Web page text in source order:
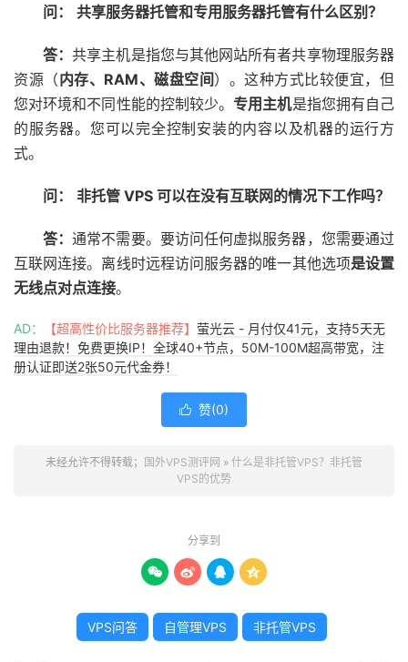
问： 共享服务器托管和专用服务器托管有什么区别？
答：共享主机是指您与其他网站所有者共享物理服务器
资源（内存、RAM、磁盘空间）。这种方式比较便宜，但
您对环境和不同性能的控制较少。 专用主机是指您拥有自己
的服务器。您可以完全控制安装的内容以及机器的运行方
式。
问： 非托管 VPS 可以在没有互联网的情况下工作吗？
答：通常不需要。要访问任何虚拟服务器，您需要通过
互联网连接。离线时远程访问服务器的唯一其他选项是设置
无线点对点连接。
AD： 【超高性价比服务器推荐】 萤光云 - 月付仅41元，支持5天无
理由退款！免费更换IP！全球40+节点，50M-100M超高带宽，注
册认证即送2张50元代金券！
 赞(0)
未经允许不得转载； 国外VPS测评网 » 什么是非托管VPS？非托管
VPS的优势
分享到
   
VPS问答 自管理VPS 非托管VPS